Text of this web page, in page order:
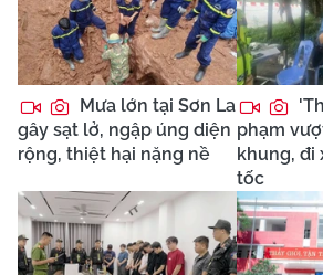
Mưa lớn tại Sơn La
gây sạt lở, ngập úng diện
rộng, thiệt hại nặng nề
phạm
khung, đi
tốc